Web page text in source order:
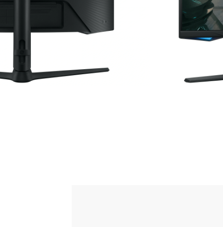
• מגוון רחב של טכנולוגיות מתקדמות לחוויית גימיינג מושלמת, חסכון בחשמל ומניעת ריצוד, Quantum Dot
• Netflix,Youtube,Hot,Next TV,StingTv,Partner,AppleTV,Mako,KartinaTV,Amazon Prime,Spotify מגוון